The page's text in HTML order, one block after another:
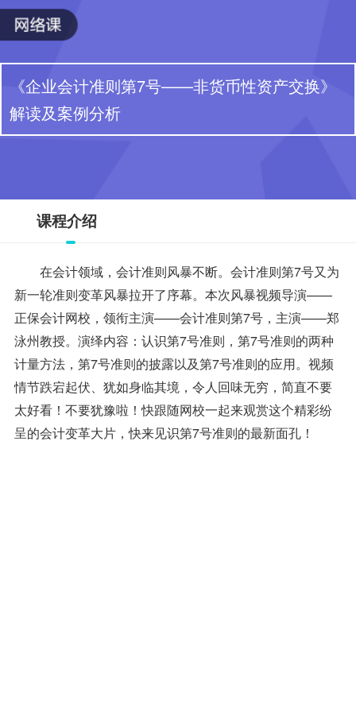
《企业会计准则第7号——非货币性资产交换》
解读及案例分析
课程介绍
在会计领域，会计准则风暴不断。会计准则第7号又为
新一轮准则变革风暴拉开了序幕。本次风暴视频导演——
正保会计网校，领衔主演——会计准则第7号，主演——郑
泳州教授。演绎内容：认识第7号准则，第7号准则的两种
计量方法，第7号准则的披露以及第7号准则的应用。视频
情节跌宕起伏、犹如身临其境，令人回味无穷，简直不要
太好看！不要犹豫啦！快跟随网校一起来观赏这个精彩纷
呈的会计变革大片，快来见识第7号准则的最新面孔！